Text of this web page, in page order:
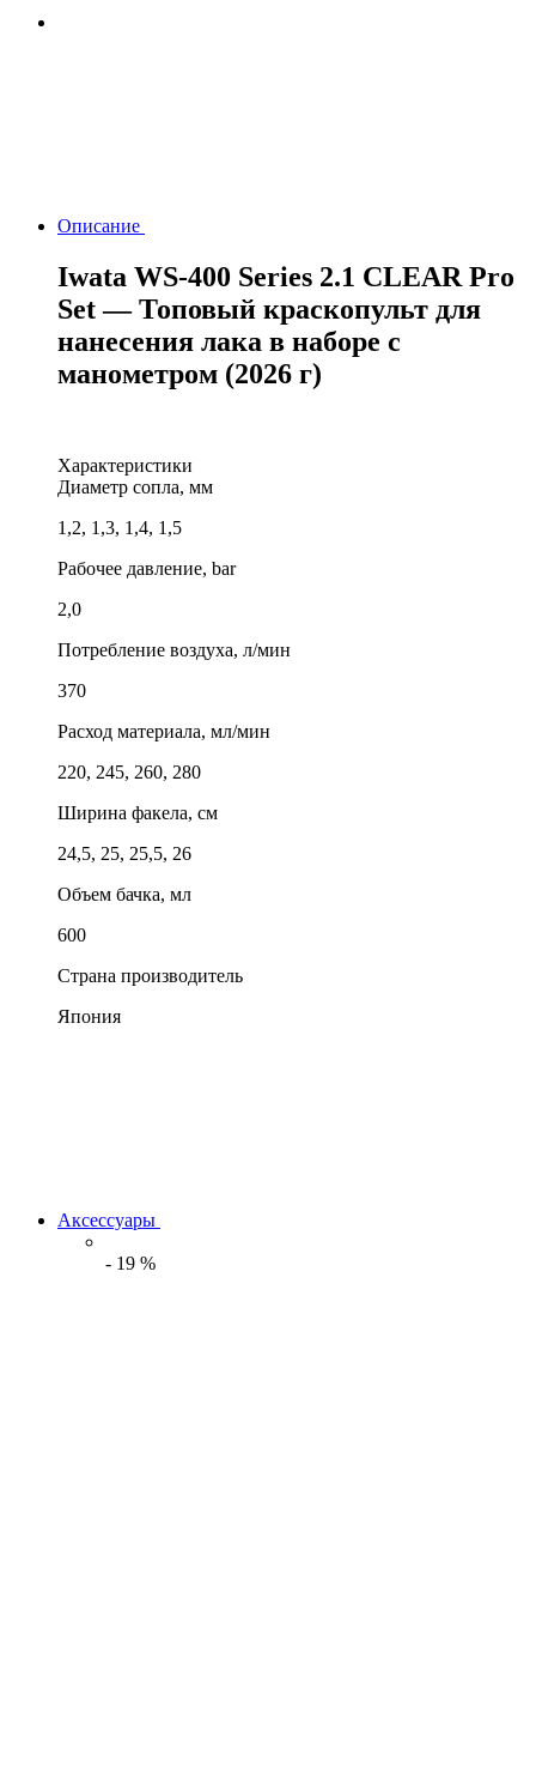
Описание
Iwata WS-400 Series 2.1 CLEAR Pro
Set — Топовый краскопульт для
нанесения лака в наборе с
манометром (2026 г)
Характеристики
Диаметр сопла, мм
1,2, 1,3, 1,4, 1,5
Рабочее давление, bar
2,0
Потребление воздуха, л/мин
370
Расход материала, мл/мин
220, 245, 260, 280
Ширина факела, см
24,5, 25, 25,5, 26
Объем бачка, мл
600
Страна производитель
Япония
Аксессуары
- 19 %